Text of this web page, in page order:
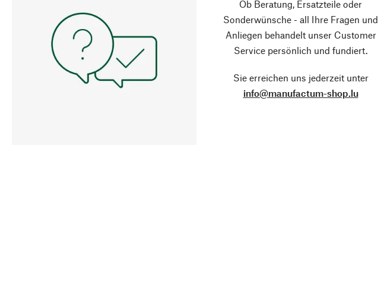
Ob Beratung, Ersatzteile oder
Sonderwünsche - all Ihre Fragen und
Anliegen behandelt unser Customer
Service persönlich und fundiert.
Sie erreichen uns jederzeit unter
info@manufactum-shop.lu